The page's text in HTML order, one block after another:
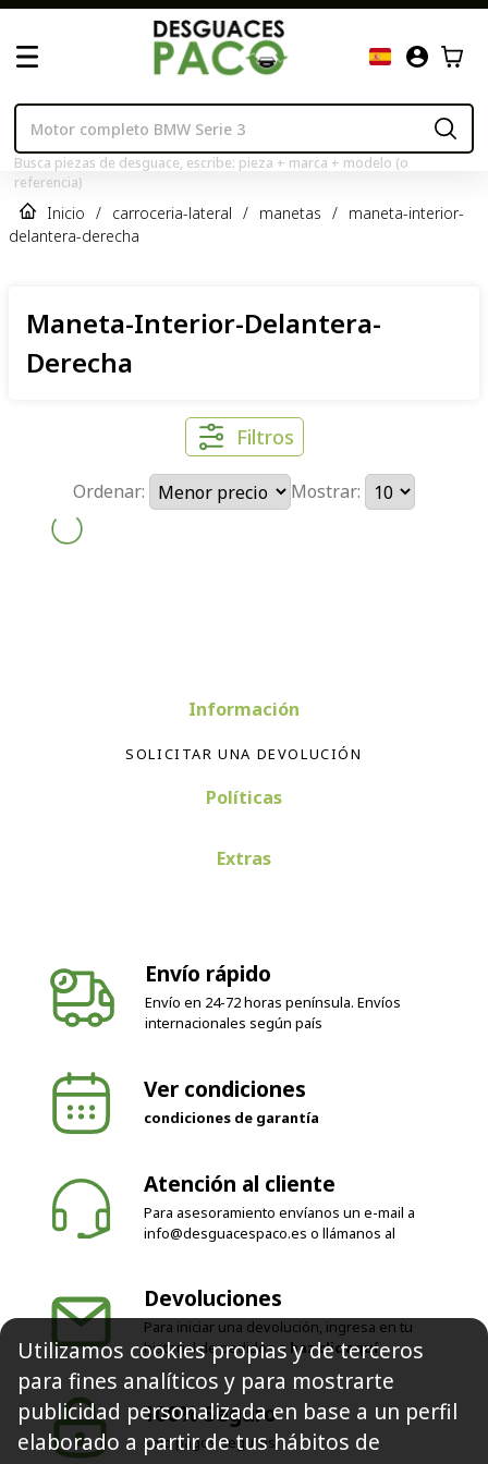
Busca piezas de desguace, escribe: pieza + marca + modelo (o
referencia)
Inicio / carroceria-lateral / manetas / maneta-interior-
delantera-derecha
Maneta-Interior-Delantera-
Derecha
Filtros
Ordenar: Mostrar:
Información
SOLICITAR UNA DEVOLUCIÓN
Políticas
Extras
Envío rápido
Envío en 24-72 horas península. Envíos
internacionales según país
Ver condiciones
condiciones de garantía
Atención al cliente
Para asesoramiento envíanos un e-mail a
info@desguacespaco.es o llámanos al
Devoluciones
Para iniciar una devolución, ingresa en tu
historial de pedidos o haz clic aquí
100% Seguro
Solo pagos seguros
Utilizamos cookies propias y de terceros
para fines analíticos y para mostrarte
publicidad personalizada en base a un perfil
elaborado a partir de tus hábitos de